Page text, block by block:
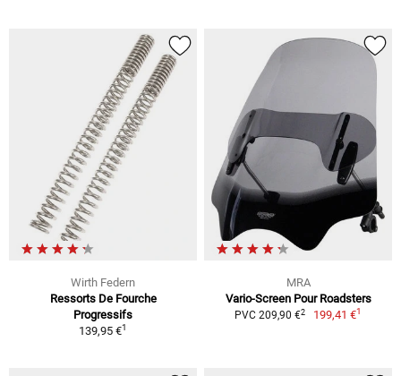
Wirth Federn
Ressorts De Fourche
Progressifs
139,95 €1
MRA
Vario-Screen Pour Roadsters
PVC 209,90 €2 199,41 €1